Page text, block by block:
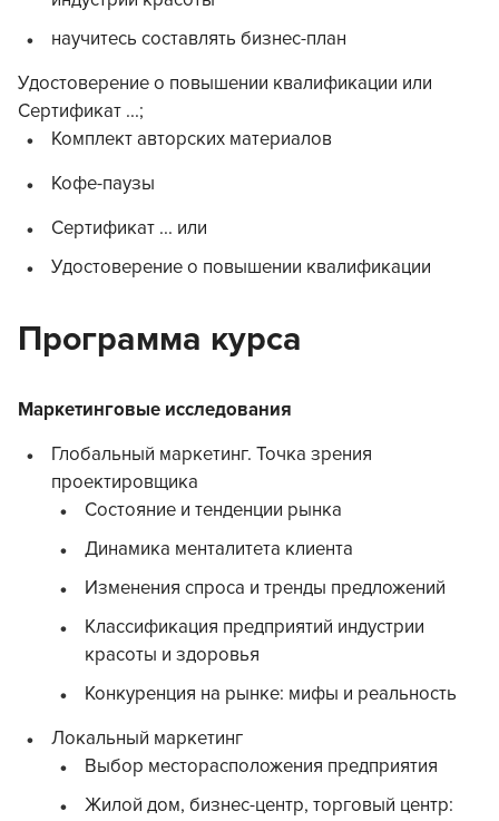
научитесь составлять бизнес-план
Удостоверение о повышении квалификации или
Сертификат ...;
Комплект авторских материалов
Кофе-паузы
Сертификат ... или
Удостоверение о повышении квалификации
Программа курса
Маркетинговые исследования
Глобальный маркетинг. Точка зрения
проектировщика
Состояние и тенденции рынка
Динамика менталитета клиента
Изменения спроса и тренды предложений
Классификация предприятий индустрии
красоты и здоровья
Конкуренция на рынке: мифы и реальность
Локальный маркетинг
Выбор месторасположения предприятия
Жилой дом, бизнес-центр, торговый центр: